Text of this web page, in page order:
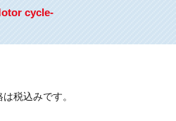
cycle-
税込みです。